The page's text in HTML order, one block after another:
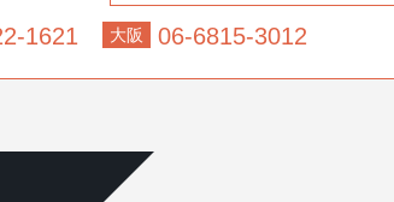
1621 大阪 06-6815-3012